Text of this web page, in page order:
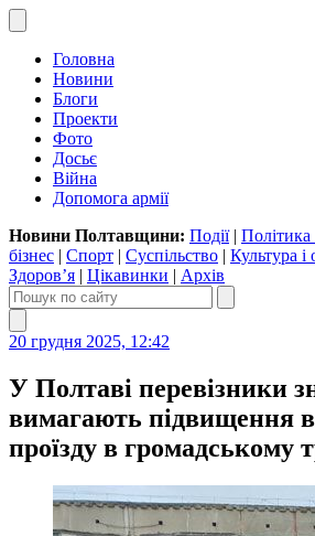
Головна
Новини
Блоги
Проекти
Фото
Досьє
Війна
Допомога армії
Новини Полтавщини: Події| Політика
бізнес | Спорт | Суспільство | Культура і
Здоров’я | Цікавинки | Архів
20 грудня 2025, 12:42
У Полтаві перевізники
вимагають підвищення
проїзду в громадському